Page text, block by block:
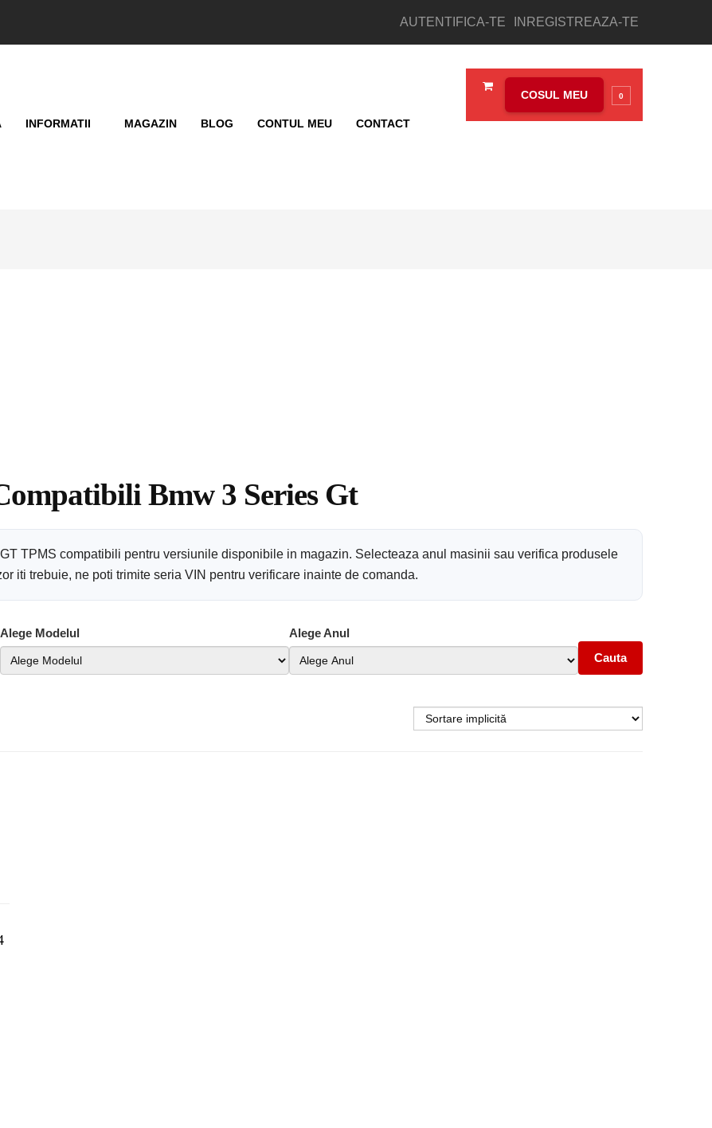
AUTENTIFICA-TE INREGISTREAZA-TE
COSUL MEU 0
INFORMATII MAGAZIN BLOG CONTUL MEU CONTACT
Bmw 3 Series Gt
TPMS compatibili pentru versiunile disponibile in magazin. Selecteaza anul masinii sau verifica produsele
iti trebuie, ne poti trimite seria VIN pentru verificare inainte de comanda.
Alege Modelul
Alege Anul
Cauta